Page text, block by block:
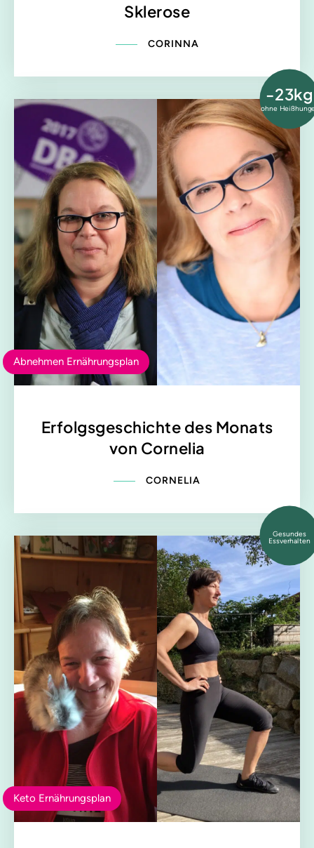
Sklerose
CORINNA
-23kg
ohne
Abnehmen Ernährungsplan
Erfolgsgeschichte des Monats
von Cornelia
CORNELIA
Gesundes
Essverhalten
Keto Ernährungsplan